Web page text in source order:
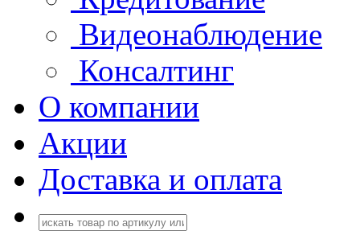
Видеонаблюдение
Консалтинг
О компании
Акции
Доставка и оплата